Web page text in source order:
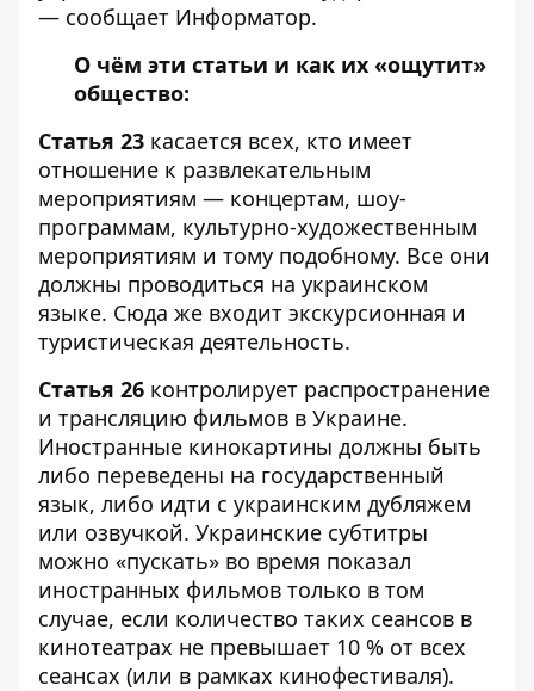
— сообщает Информатор.
О чём эти статьи и как их «ощутит»
общество:
Статья 23 касается всех, кто имеет
отношение к развлекательным
мероприятиям — концертам, шоу-
программам, культурно-художественным
мероприятиям и тому подобному. Все они
должны проводиться на украинском
языке. Сюда же входит экскурсионная и
туристическая деятельность.
Статья 26 контролирует распространение
и трансляцию фильмов в Украине.
Иностранные кинокартины должны быть
либо переведены на государственный
язык, либо идти с украинским дубляжем
или озвучкой. Украинские субтитры
можно «пускать» во время показал
иностранных фильмов только в том
случае, если количество таких сеансов в
кинотеатрах не превышает 10 % от всех
сеансах (или в рамках кинофестиваля).